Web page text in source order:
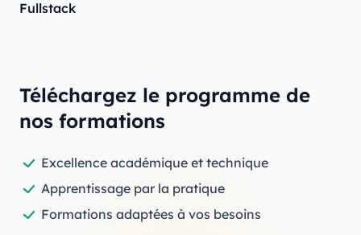
Fullstack
Téléchargez le programme de
nos formations
Excellence académique et technique
Apprentissage par la pratique
Formations adaptées à vos besoins